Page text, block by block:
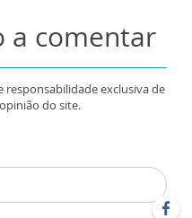
a comentar
responsabilidade exclusiva de
do site.